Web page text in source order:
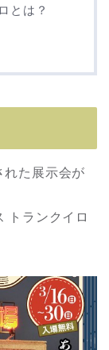
とは？
れた展示会が
トランクイロ